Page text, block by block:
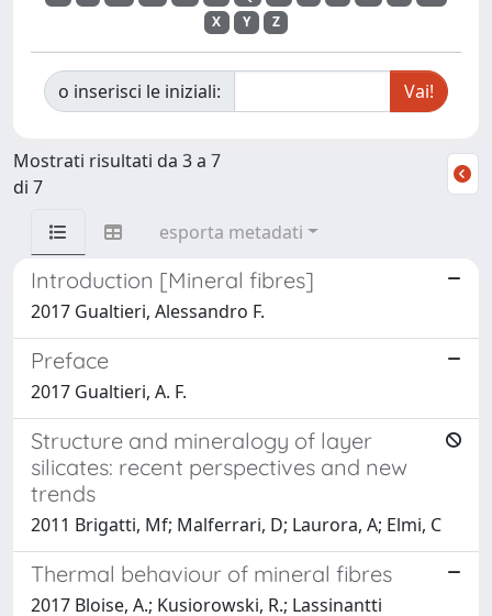
X
Y Z
o inserisci le iniziali:
Mostrati risultati da 3 a 7
di 7
esporta metadati
Introduction [Mineral fibres]
2017 Gualtieri, Alessandro F.
Preface
2017 Gualtieri, A. F.
Structure and mineralogy of layer
silicates: recent perspectives and new
trends
2011 Brigatti, Mf; Malferrari, D; Laurora, A; Elmi, C
Thermal behaviour of mineral fibres
2017 Bloise, A.; Kusiorowski, R.; Lassinantti